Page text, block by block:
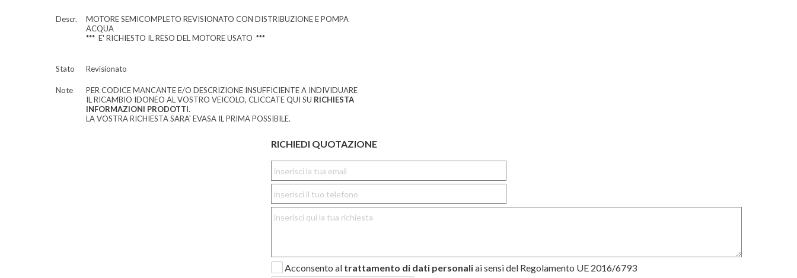
Descr.
MOTORE SEMICOMPLETO REVISIONATO CON DISTRIBUZIONE E POMPA
ACQUA
*** E' RICHIESTO IL RESO DEL MOTORE USATO ***
Stato Revisionato
Note
PER CODICE MANCANTE E/O DESCRIZIONE INSUFFICIENTE A INDIVIDUARE
IL RICAMBIO IDONEO AL VOSTRO VEICOLO, CLICCATE QUI SU RICHIESTA
INFORMAZIONI PRODOTTI.
LA VOSTRA RICHIESTA SARA' EVASA IL PRIMA POSSIBILE.
RICHIEDI QUOTAZIONE
Acconsento al trattamento di dati personaliai sensi del Regolamento UE 2016/6793